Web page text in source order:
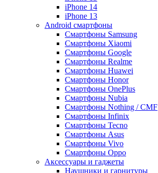
iPhone 14
iPhone 13
Android cмартфоны
Смартфоны Samsung
Смартфоны Xiaomi
Смартфоны Google
Смартфоны Realme
Смартфоны Huawei
Смартфоны Honor
Смартфоны OnePlus
Смартфоны Nubia
Смартфоны Nothing / CMF
Смартфоны Infinix
Смартфоны Tecno
Смартфоны Asus
Смартфоны Vivo
Смартфоны Oppo
Аксессуары и гаджеты
Наушники и гарнитуры